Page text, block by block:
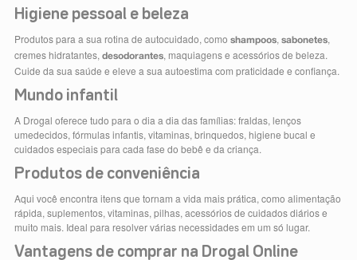
Higiene pessoal e beleza
Produtos para a sua rotina de autocuidado, como shampoos, sabonetes,
cremes hidratantes, desodorantes, maquiagens e acessórios de beleza.
Cuide da sua saúde e eleve a sua autoestima com praticidade e confiança.
Mundo infantil
A Drogal oferece tudo para o dia a dia das famílias: fraldas, lenços
umedecidos, fórmulas infantis, vitaminas, brinquedos, higiene bucal e
cuidados especiais para cada fase do bebê e da criança.
Produtos de conveniência
Aqui você encontra itens que tornam a vida mais prática, como alimentação
rápida, suplementos, vitaminas, pilhas, acessórios de cuidados diários e
muito mais. Ideal para resolver várias necessidades em um só lugar.
Vantagens de comprar na Drogal Online